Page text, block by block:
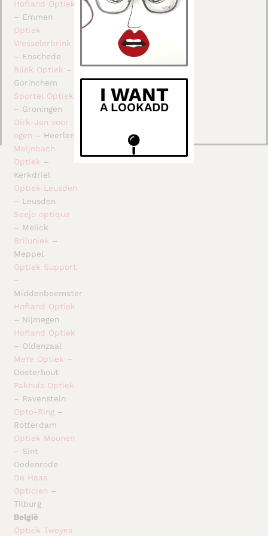
Hofland Optiek
– Emmen
Optiek
Wesselerbrink
– Enschede
Bliek Optiek –
Gorinchem
Sportel Optiek
– Groningen
Dirk-Jan voor
ogen – Heerlen
Meijnbach
Optiek –
Kerkdriel
Optiek Leusden
– Leusden
Seejo optique
– Melick
Briluniek –
Meppel
Optiek Support
–
Middenbeemster
Hofland Optiek
– Nijmegen
Hofland Optiek
– Oldenzaal
MeYe Optiek –
Oosterhout
Pakhuis Optiek
– Ravenstein
Opto-Ring –
Rotterdam
Optiek Moonen
– Sint
Oedenrode
De Haas
Opticien –
Tilburg
België
Optiek Tweyes
I WANT
A LOOKADD